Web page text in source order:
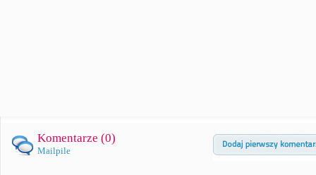
Komentarze (0)
Mailpile